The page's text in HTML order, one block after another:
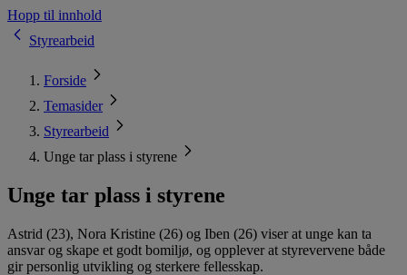
Hopp til innhold
Styrearbeid
Forside
Temasider
Styrearbeid
Unge tar plass i styrene
Unge tar plass i styrene
Astrid (23), Nora Kristine (26) og Iben (26) viser at unge kan ta
ansvar og skape et godt bomiljø, og opplever at styrevervene både
gir personlig utvikling og sterkere fellesskap.